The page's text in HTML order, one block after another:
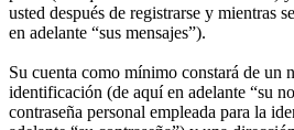
usted después de registrarse y mientras
en adelante “sus mensajes”).
Su cuenta como mínimo constará de un
identificación (de aquí en adelante “su
contraseña personal empleada para la